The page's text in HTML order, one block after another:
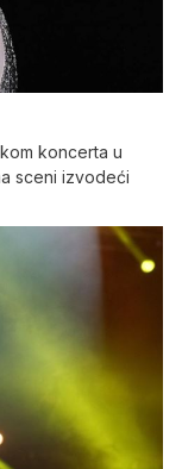
koncerta u
sceni izvodeći